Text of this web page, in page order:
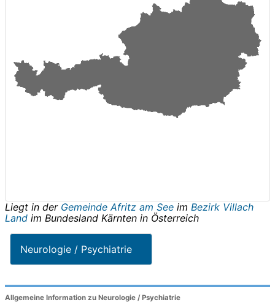
Liegt in der Gemeinde Afritz am See im Bezirk Villach
Land im Bundesland Kärnten in Österreich
Neurologie / Psychiatrie
Allgemeine Information zu Neurologie / Psychiatrie